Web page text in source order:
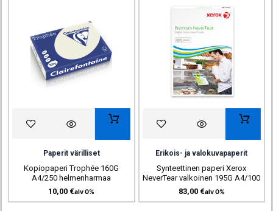
Paperit värilliset
Kopiopaperi Trophée 160G
A4/250 helmenharmaa
10,00 €alv 0%
Erikois- ja valokuvapaperit
Synteettinen paperi Xerox
NeverTear valkoinen 195G A4/100
83,00 €alv 0%